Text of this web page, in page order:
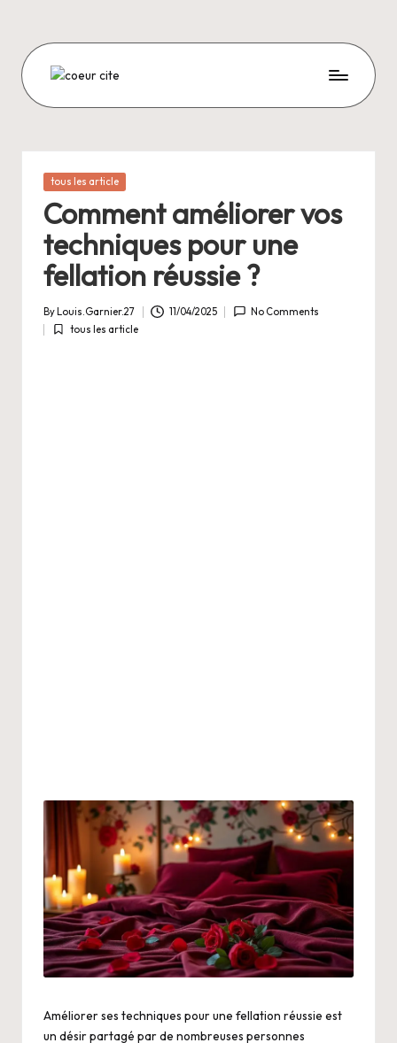
content
C
E
U
R
C
I
T
E
Posted
tous les article
Comment améliorer vos
techniques pour une
fellation réussie ?
Posted
by
By Louis.Garnier.27 11/04/2025 No Comments
Posted
tous les article
Améliorer ses techniques pour une fellation réussie est
un désir partagé par de nombreuses personnes